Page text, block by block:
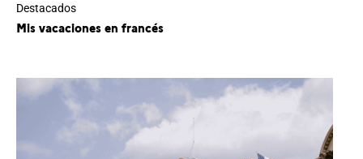
Destacados
Mis vacaciones en francés